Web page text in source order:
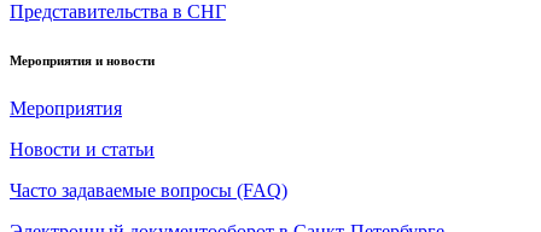
Представительства в СНГ
Мероприятия и новости
Мероприятия
Новости и статьи
Часто задаваемые вопросы (FAQ)